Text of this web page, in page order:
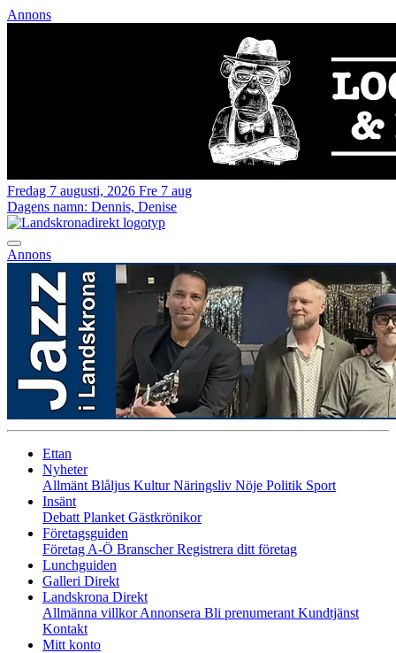
Annons
Fredag 7 augusti, 2026 Fre 7 aug
Dagens namn: Dennis, Denise
Annons
Ettan
Nyheter
Allmänt Blåljus KulturNäringsliv Nöje Politik Sport
Insänt
Debatt Planket Gästkrönikor
Företagsguiden
Företag A-Ö BranscherRegistrera ditt företag
Lunchguiden
Galleri Direkt
Landskrona Direkt
Allmänna villkorAnnonsera Bli prenumerant Kundtjänst
Kontakt
Mitt konto